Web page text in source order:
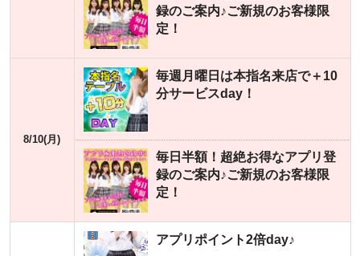
録のご案内♪ご新規のお客様限
定！
8/10(月)
毎週月曜日は本指名来店で＋10
分サービスday！
毎日半額！超絶お得なアプリ登
録のご案内♪ご新規のお客様限
定！
アプリポイント2倍day♪